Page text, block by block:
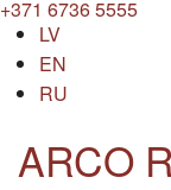
+371 6736 5555
LV
EN
RU
ARCO